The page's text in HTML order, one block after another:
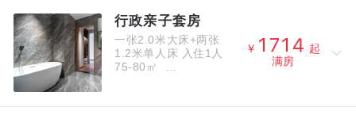
行政亲子套房
一张2.0米大床+两张
1.2米单人床 入住1人
75-80㎡
￥     起
满房